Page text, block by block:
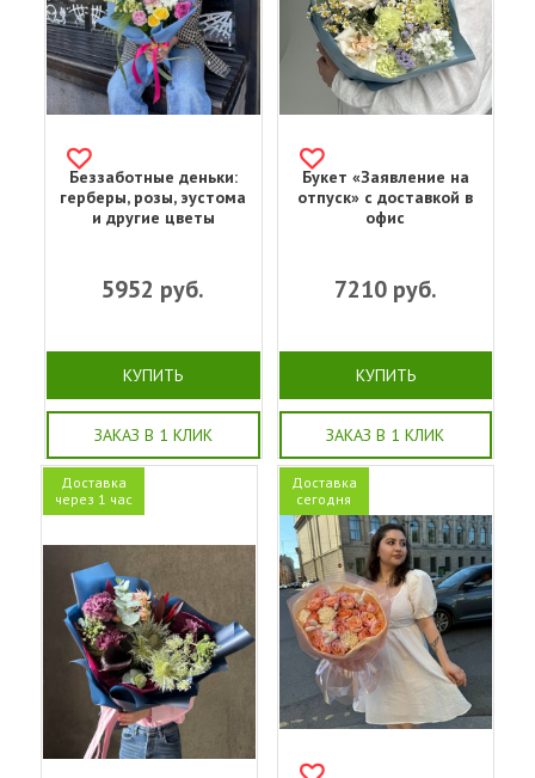
Беззаботные деньки:
герберы, розы, эустома
и другие цветы
5952 руб.
КУПИТЬ
ЗАКАЗ В 1 КЛИК
Букет «Заявление на
отпуск» с доставкой в
офис
7210руб.
КУПИТЬ
ЗАКАЗ В 1 КЛИК
Доставка
через 1 час
Доставка
сегодня